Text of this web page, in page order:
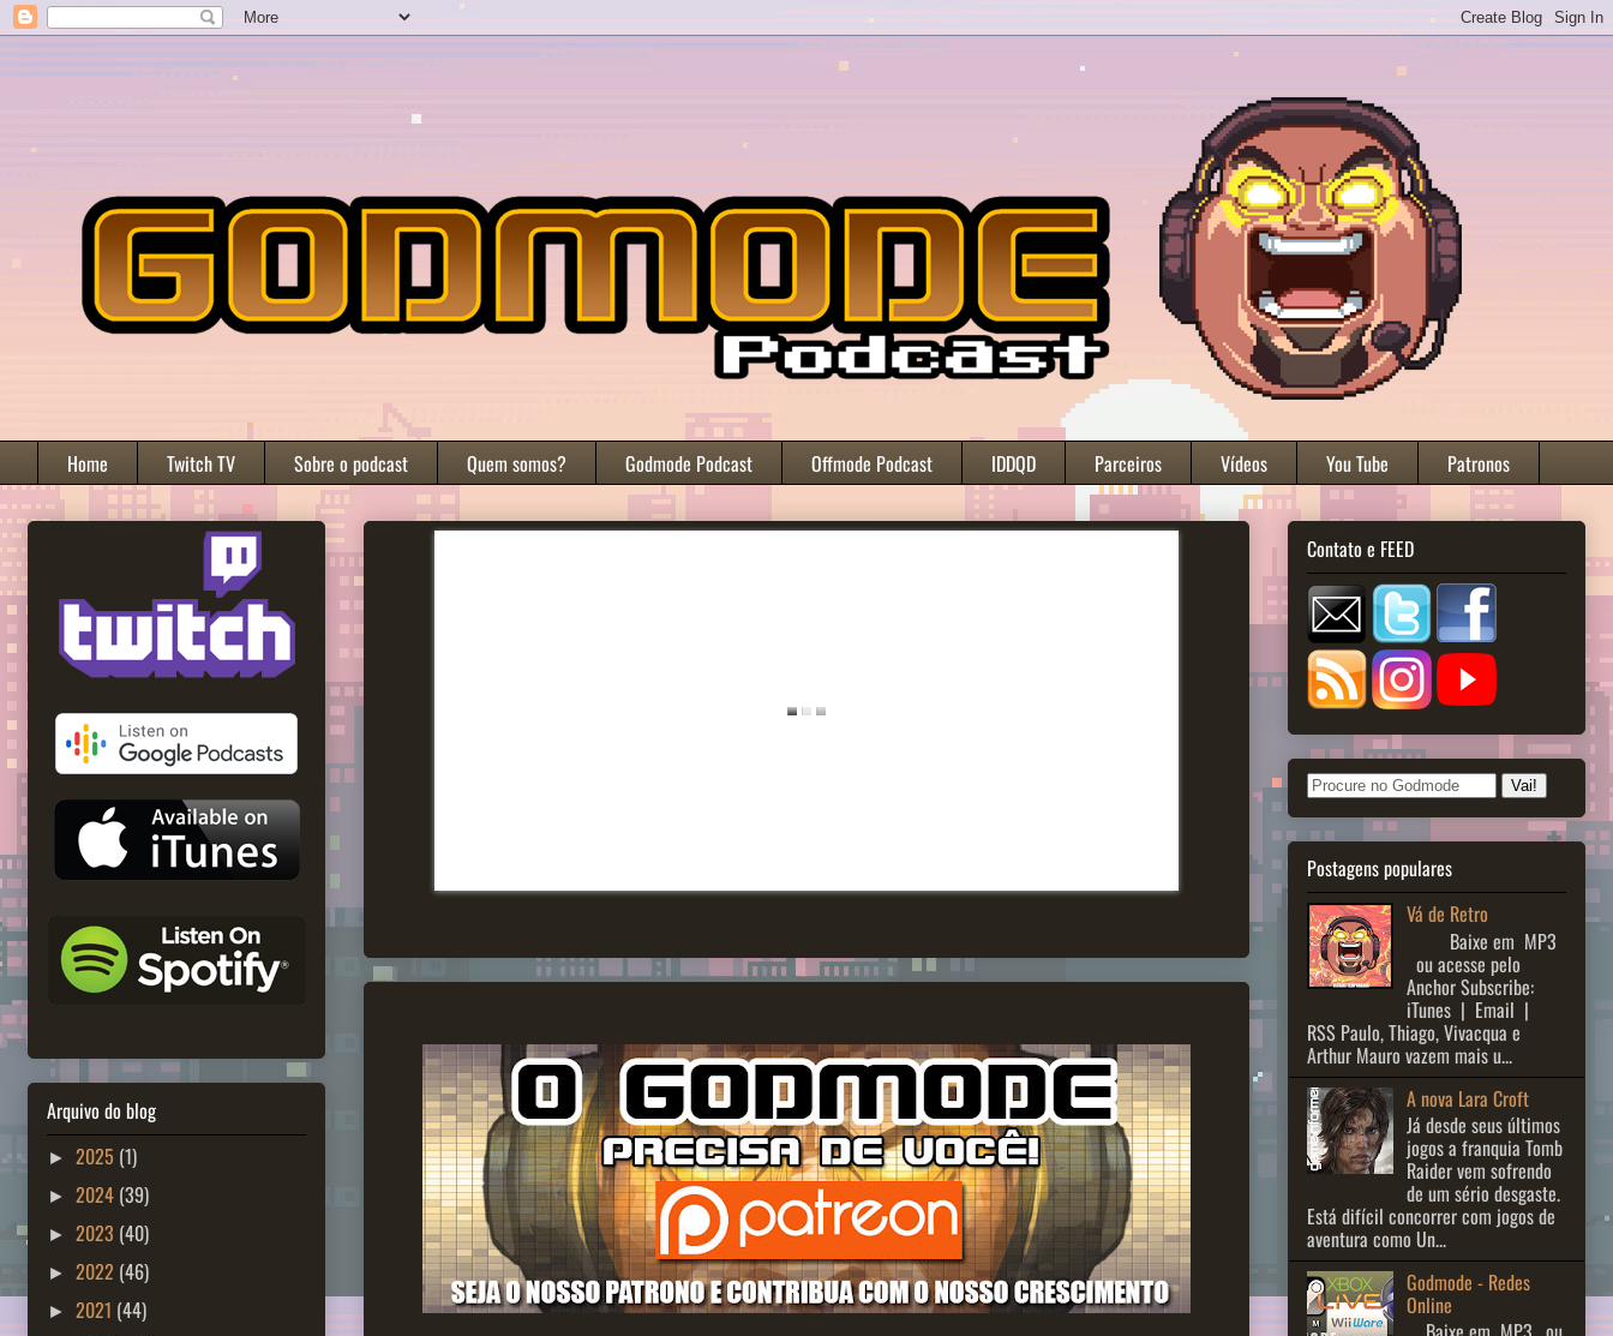
Home Twitch TV Sobre o podcast Quem somos? Godmode Podcast Offmode Podcast IDDQD Parceiros Vídeos You Tube Patronos
Arquivo do blog
► 2025 (1)
► 2024 (39)
► 2023 (40)
► 2022 (46)
► 2021 (44)
Contato e FEED
Postagens populares
Vá de Retro
Baixe em MP3
ou acesse pelo
Anchor Subscribe:
iTunes | Email |
RSS Paulo, Thiago, Vivacqua e
Arthur Mauro vazem mais u...
A nova Lara Croft
Já desde seus últimos
jogos a franquia Tomb
Raider vem sofrendo
de um sério desgaste.
Está difícil concorrer com jogos de
aventura como Un...
Godmode - Redes
Online